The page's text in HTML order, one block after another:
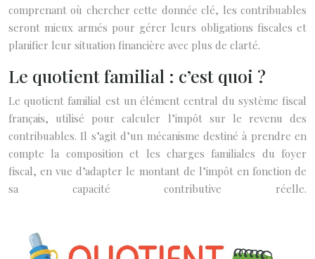
comprenant où chercher cette donnée clé, les contribuables
seront mieux armés pour gérer leurs obligations fiscales et
planifier leur situation financière avec plus de clarté.
Le quotient familial : c’est quoi ?
Le quotient familial est un élément central du système fiscal
français, utilisé pour calculer l’impôt sur le revenu des
contribuables. Il s’agit d’un mécanisme destiné à prendre en
compte la composition et les charges familiales du foyer
fiscal, en vue d’adapter le montant de l’impôt en fonction de
sa capacité contributive réelle.